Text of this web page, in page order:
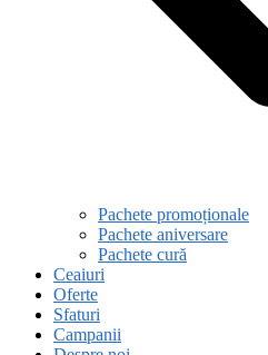
Pachete promoționale
Pachete aniversare
Pachete cură
Ceaiuri
Oferte
Sfaturi
Campanii